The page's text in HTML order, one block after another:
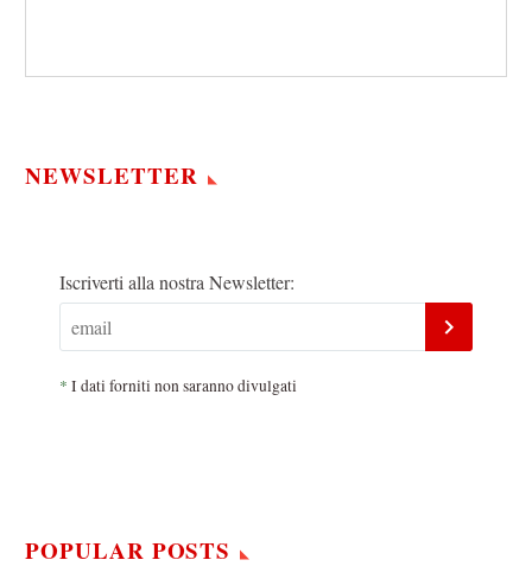
NEWSLETTER
Iscriverti alla nostra Newsletter:
* I dati forniti non saranno divulgati
POPULAR POSTS